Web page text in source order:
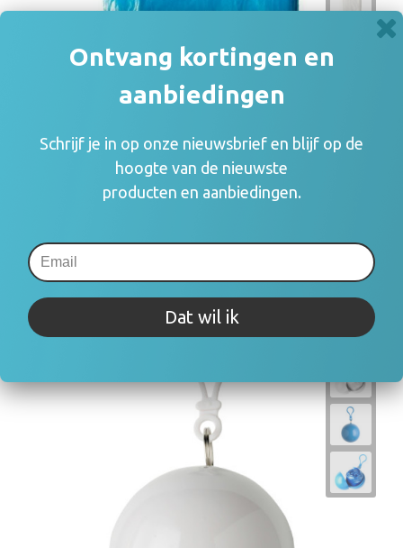
€ 1,04
Ontvang kortingen en
aanbiedingen
Schrijf je in op onze nieuwsbrief en blijf op de
hoogte van de nieuwste
producten en aanbiedingen.
Dat wil ik